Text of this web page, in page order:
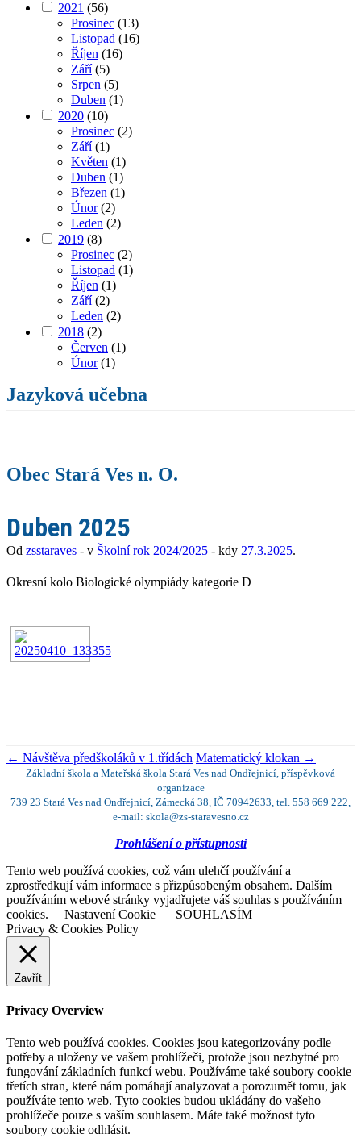
2021 (56)
Prosinec (13)
Listopad (16)
Říjen (16)
Září(5)
Srpen (5)
Duben (1)
2020 (10)
Prosinec (2)
Září(1)
Květen (1)
Duben (1)
Březen (1)
Únor(2)
Leden (2)
2019 (8)
Prosinec (2)
Listopad (1)
Říjen (1)
Září(2)
Leden (2)
2018 (2)
Červen (1)
Únor(1)
Jazyková učebna
Obec Stará Ves n. O.
Duben 2025
Od zsstaraves - v Školní rok 2024/2025 - kdy 27.3.2025.
Okresní kolo Biologické olympiády kategorie D
← Návštěva předškoláků v 1.třídách Matematický klokan →
Základní škola a Mateřská škola Stará Ves nad Ondřejnicí, příspěvková
organizace
739 23 Stará Ves nad Ondřejnicí, Zámecká 38, IČ 70942633, tel. 558 669 222,
e-mail: skola@zs-staravesno.cz
Prohlášení o přístupnosti
Tento web používá cookies, což vám ulehčí používání a
zprostředkují vám informace s přizpůsobeným obsahem. Dalším
používáním webové stránky vyjadřujete váš souhlas s používáním
cookies.
Nastavení Cookie
SOUHLASÍM
Privacy & Cookies Policy
Zavřít
Privacy Overview
Tento web používá cookies. Cookies jsou kategorizovány podle
potřeby a uloženy ve vašem prohlížeči, protože jsou nezbytné pro
fungování základních funkcí webu. Používáme také soubory cookie
třetích stran, které nám pomáhají analyzovat a porozumět tomu, jak
používáte tento web. Tyto cookies budou ukládány do vašeho
prohlížeče pouze s vaším souhlasem. Máte také možnost tyto
soubory cookie odhlásit.